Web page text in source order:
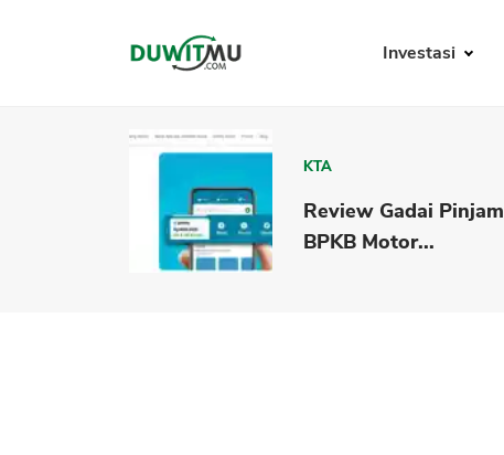
Investasi
KTA
Review Gadai Pinjam
BPKB Motor...